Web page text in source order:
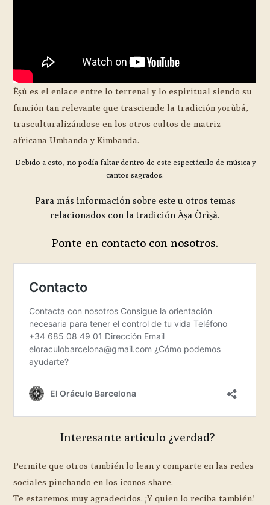
Èṣù es el enlace entre lo terrenal y lo espiritual siendo su
función tan relevante que trasciende la tradición yorùbá,
trasculturalizándose en los otros cultos de matriz
africana Umbanda y Kimbanda.
Debido a esto, no podía faltar dentro de este espectáculo de música y
cantos sagrados.
Para más información sobre este u otros temas
relacionados con la tradición Àṣa Òrìṣà.
Ponte en contacto con nosotros.
Interesante articulo ¿verdad?
Permite que otros también lo lean y comparte en las redes
sociales pinchando en los iconos share.
Te estaremos muy agradecidos. ¡Y quien lo reciba también!